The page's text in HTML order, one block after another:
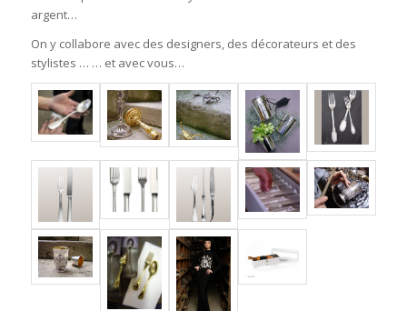
argent…
On y collabore avec des designers, des décorateurs et des
stylistes … … et avec vous…